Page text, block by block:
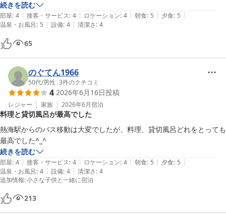
花火を観賞出来るパックがとても満足しています。
続きを読む
部屋: 4 | 接客・サービス: 4 | ロケーション: 4 | 朝食: 5 | 夕食: 5 |
温泉・お風呂: 5 | 設備: 4 | 清潔さ: 4
65
のぐてん1966
50代/男性 |3件のクチコミ
4 2026年6月16日投稿
レジャー 家族 2026年6月宿泊
料理と貸切風呂が最高でした
熱海駅からのバス移動は大変でしたが、料理、貸切風呂どれをとっても
最高でした^_^
続きを読む
部屋: 4 | 接客・サービス: 4 | ロケーション: 4 | 朝食: 5 | 夕食: 5 |
温泉・お風呂: 4 | 設備: 4 | 清潔さ: 4
追加情報:小さな子供と一緒に宿泊
213